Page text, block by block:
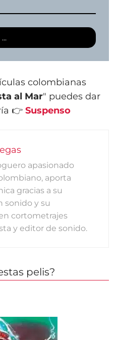
...
colombianas
al Mar" puedes dar
👉 Suspenso
apasionado
aporta
gracias a su
sonido y su
cortometrajes
y editor de sonido.
pelis?